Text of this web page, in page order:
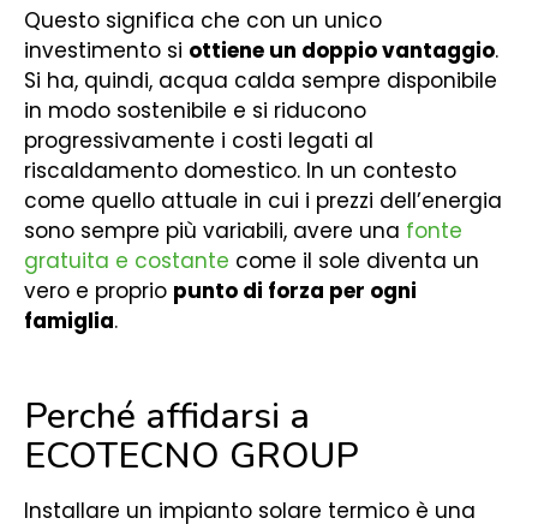
Questo significa che con un unico
investimento si ottiene un doppio vantaggio.
Si ha, quindi, acqua calda sempre disponibile
in modo sostenibile e si riducono
progressivamente i costi legati al
riscaldamento domestico. In un contesto
come quello attuale in cui i prezzi dell’energia
sono sempre più variabili, avere una fonte
gratuita e costante come il sole diventa un
vero e proprio punto di forza per ogni
famiglia.
Perché affidarsi a
ECOTECNO GROUP
Installare un impianto solare termico è una